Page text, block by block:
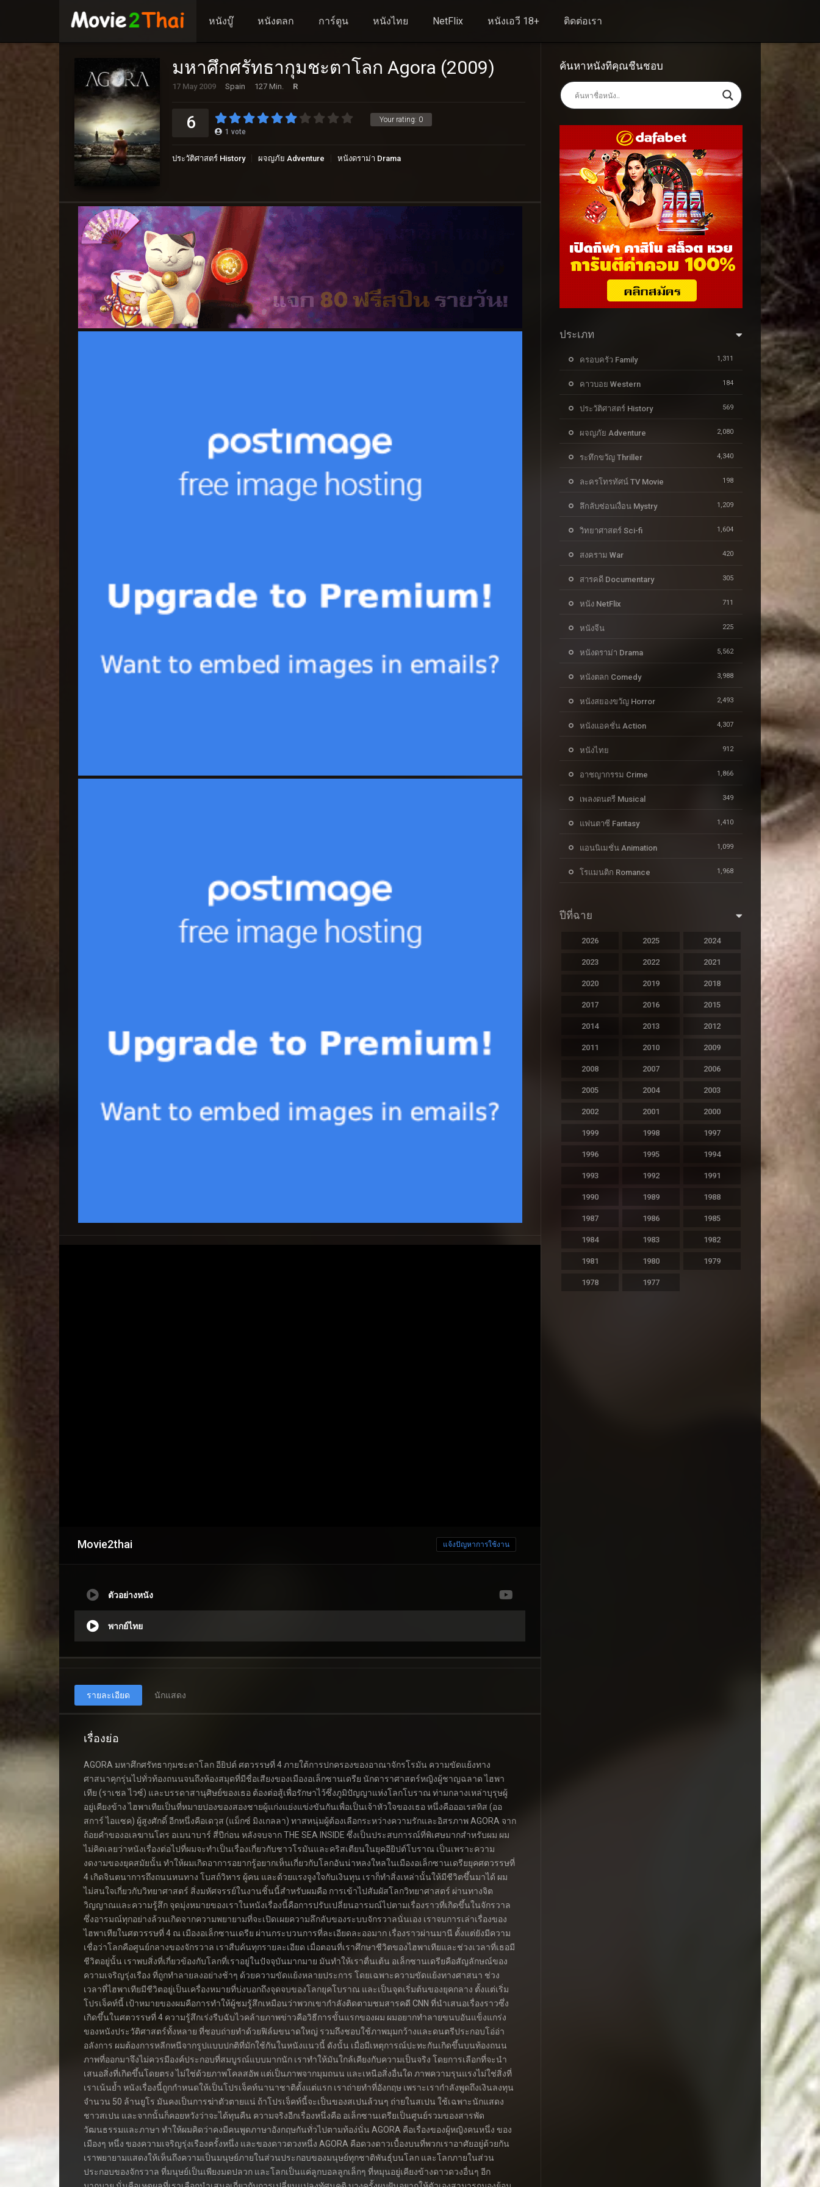
หนังบู๊ หนังตลก การ์ตูน หนังไทย NetFlix หนังเอวี 18+ ติดต่อเรา
มหาศึกศรัทธากุมชะตาโลก Agora (2009)
17 May 2009 Spain 127 Min. R
Your rating: 0
6 1 vote
ประวัติศาสตร์ History ผจญภัย Adventure หนังดราม่า Drama
Movie2thai แจ้งปัญหาการใช้งาน
ตัวอย่างหนัง
พากย์ไทย
รายละเอียด นักแสดง
เรื่องย่อ
AGORA มหาศึกศรัทธากุมชะตาโลก อียิปต์ ศตวรรษที่ 4 ภายใต้การปกครองของอาณาจักรโรมัน ความขัดแย้งทาง
ศาสนาคุกรุ่นไปทั่วท้องถนนจนถึงห้องสมุดที่มีชื่อเสียงของเมืองอเล็กซานเดรีย นักดาราศาสตร์หญิงผู้ชาญฉลาด ไฮพา
เทีย (ราเชล ไวซ์) และบรรดาสานุศิษย์ของเธอ ต้องต่อสู้เพื่อรักษาไว้ซึ่งภูมิปัญญาแห่งโลกโบราณ ท่ามกลางเหล่าบุรุษผู้
อยู่เคียงข้าง ไฮพาเทียเป็นที่หมายปองของสองชายผู้แก่งแย่งแข่งขันกันเพื่อเป็นเจ้าหัวใจของเธอ หนึ่งคือออเรสทิส (ออ
สการ์ ไอแซค) ผู้สูงศักดิ์ อีกหนึ่งคือเดวุส (แม็กซ์ มิงเกลลา) ทาสหนุ่มผู้ต้องเลือกระหว่างความรักและอิสรภาพ AGORA จาก
ถ้อยคำของอเลฆานโดร อเมนาบาร์ สี่ปีก่อน หลังจบจาก THE SEA INSIDE ซึ่งเป็นประสบการณ์ที่พิเศษมากสำหรับผม ผม
ไม่คิดเลยว่าหนังเรื่องต่อไปที่ผมจะทำเป็นเรื่องเกี่ยวกับชาวโรมันและคริสเตียนในยุคอียิปต์โบราณ เป็นเพราะความ
งดงามของยุคสมัยนั้น ทำให้ผมเกิดอาการอยากรู้อยากเห็นเกี่ยวกับโลกอันน่าหลงใหลในเมืองอเล็กซานเดรียยุคศตวรรษที่
4 เกิดจินตนาการถึงถนนหนทาง โบสถ์วิหาร ผู้คน และด้วยแรงจูงใจกับเงินทุน เราก็ทำสิ่งเหล่านั้นให้มีชีวิตขึ้นมาได้ ผม
ไม่สนใจเกี่ยวกับวิทยาศาสตร์ สิ่งมหัศจรรย์ในงานชิ้นนี้สำหรับผมคือ การเข้าไปสัมผัสโลกวิทยาศาสตร์ ผ่านทางจิต
วิญญาณและความรู้สึก จุดมุ่งหมายของเราในหนังเรื่องนี้คือการปรับเปลี่ยนอารมณ์ไปตามเรื่องราวที่เกิดขึ้นในจักรวาล
ซึ่งอารมณ์ทุกอย่างล้วนเกิดจากความพยายามที่จะเปิดเผยความลึกลับของระบบจักรวาลนั่นเอง เราจบการเล่าเรื่องของ
ไฮพาเทียในศตวรรษที่ 4 ณ เมืองอเล็กซานเดรีย ผ่านกระบวนการที่ละเอียดละออมาก เรื่องราวผ่านมานี ตั้งแต่ยังมีความ
เชื่อว่าโลกคือศูนย์กลางของจักรวาล เราสืบค้นทุกรายละเอียด เมื่อตอนที่เราศึกษาชีวิตของไฮพาเทียและช่วงเวลาที่เธอมี
ชีวิตอยู่นั้น เราพบสิ่งที่เกี่ยวข้องกับโลกที่เราอยู่ในปัจจุบันมากมาย มันทำให้เราตื่นเต้น อเล็กซานเดรียคือสัญลักษณ์ของ
ความเจริญรุ่งเรือง ที่ถูกทำลายลงอย่างช้าๆ ด้วยความขัดแย้งหลายประการ โดยเฉพาะความขัดแย้งทางศาสนา ช่วง
เวลาที่ไฮพาเทียมีชีวิตอยู่เป็นเครื่องหมายที่บ่งบอกถึงจุดจบของโลกยุคโบราณ และเป็นจุดเริ่มต้นของยุคกลาง ตั้งแต่เริ่ม
โปรเจ็คท์นี้ เป้าหมายของผมคือการทำให้ผู้ชมรู้สึกเหมือนว่าพวกเขากำลังติดตามชมสารคดี CNN ที่นำเสนอเรื่องราวซึ่ง
เกิดขึ้นในศตวรรษที่ 4 ความรู้สึกเร่งรีบฉับไวคล้ายภาพข่าวคือวิธีการขั้นแรกของผม ผมอยากทำลายขนบอันแข็งแกร่ง
ของหนังประวัติศาสตร์ทั้งหลาย ที่ชอบถ่ายทำด้วยฟิล์มขนาดใหญ่ รวมถึงชอบใช้ภาพมุมกว้างและดนตรีประกอบโอ่อ่า
อลังการ ผมต้องการหลีกหนีจากรูปแบบปกติที่มักใช้กันในหนังแนวนี้ ดังนั้น เมื่อมีเหตุการณ์ปะทะกันเกิดขึ้นบนท้องถนน
ภาพที่ออกมาจึงไม่ควรมีองค์ประกอบที่สมบูรณ์แบบมากนัก เราทำให้มันใกล้เคียงกับความเป็นจริง โดยการเลือกที่จะนำ
เสนอสิ่งที่เกิดขึ้นโดยตรง ไม่ใช่ด้วยภาพโคลสอัพ แต่เป็นภาพจากมุมถนน และเหนือสิ่งอื่นใด ภาพความรุนแรงไม่ใช่สิ่งที่
เราเน้นย้ำ หนังเรื่องนี้ถูกกำหนดให้เป็นโปรเจ็คท์นานาชาติตั้งแต่แรก เราถ่ายทำที่อังกฤษ เพราะเรากำลังพูดถึงเงินลงทุน
จำนวน 50 ล้านยูโร มันคงเป็นการฆ่าตัวตายแน่ ถ้าโปรเจ็คท์นี้จะเป็นของสเปนล้วนๆ ถ่ายในสเปน ใช้เฉพาะนักแสดง
ชาวสเปน และจากนั้นก็คอยหวังว่าจะได้ทุนคืน ความจริงอีกเรื่องหนึ่งคือ อเล็กซานเดรียเป็นศูนย์รวมของสารพัด
วัฒนธรรมและภาษา ทำให้ผมคิดว่าคงมีคนพูดภาษาอังกฤษกันทั่วไปตามท้อง่นั่น AGORA คือเรื่องของผู้หญิงคนหนึ่ง ของ
เมืองๆ หนึ่ง ของความเจริญรุ่งเรืองครั้งหนึ่ง และของดาวดวงหนึ่ง AGORA คือดวงดาวเบื้องบนที่พวกเราอาศัยอยู่ด้วยกัน
เราพยายามแสดงให้เห็นถึงความเป็นมนุษย์ภายในส่วนประกอบของมนุษย์ทุกชาติพันธุ์บนโลก และโลกภายในส่วน
ประกอบของจักรวาล ที่มนุษย์เป็นเพียงมดปลวก และโลกเป็นแค่ลูกบอลลูกเล็กๆ ที่หมุนอยู่เคียงข้างดาวดวงอื่นๆ อีก
ค้นหาหนังที่คุณชื่นชอบ
ประเภท
ครอบครัว Family 1,311
คาวบอย Western 184
ประวัติศาสตร์ History 569
ผจญภัย Adventure 2,080
ระทึกขวัญ Thriller 4,340
ละครโทรทัศน์ TV Movie 198
ลึกลับซ่อนเงื่อน Mystry 1,209
วิทยาศาสตร์ Sci-fi 1,604
สงคราม War 420
สารคดี Documentary 305
หนัง NetFlix 711
หนังจีน 225
หนังดราม่า Drama 5,562
หนังตลก Comedy 3,988
หนังสยองขวัญ Horror 2,493
หนังแอคชั่น Action 4,307
หนังไทย 912
อาชญากรรม Crime 1,866
เพลงดนตรี Musical 349
แฟนตาซี Fantasy 1,410
แอนนิเมชั่น Animation 1,099
โรแมนติก Romance 1,968
ปีที่ฉาย
2026 2025 2024
2023 2022 2021
2020 2019 2018
2017 2016 2015
2014 2013 2012
2011 2010 2009
2008 2007 2006
2005 2004 2003
2002 2001 2000
1999 1998 1997
1996 1995 1994
1993 1992 1991
1990 1989 1988
1987 1986 1985
1984 1983 1982
1981 1980 1979
1978 1977